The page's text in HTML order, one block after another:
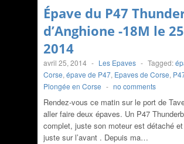
Épave du P47
d’Anghione -18M le
2014
avril 25, 2014 - Les Epaves - Tagged:
Corse, épave de P47, Epaves de Corse,
Plongée en Corse - no comments
Rendez-vous ce matin sur le port de
aller faire deux épaves. Un P47
complet, juste son moteur est détaché
juste sur l’avant . Depuis ma…